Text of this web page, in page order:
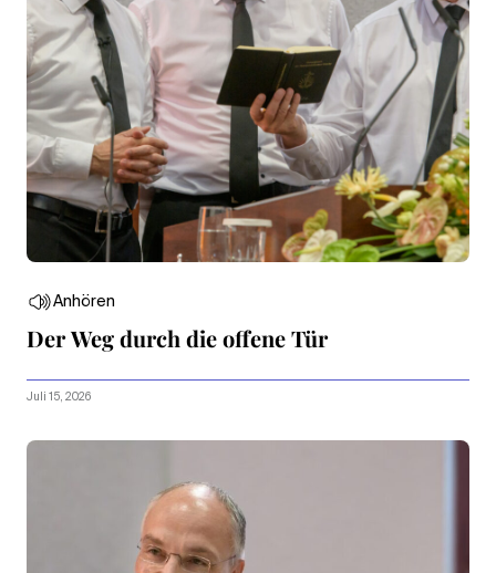
Anhören
Der Weg durch die offene Tür
Juli 15, 2026